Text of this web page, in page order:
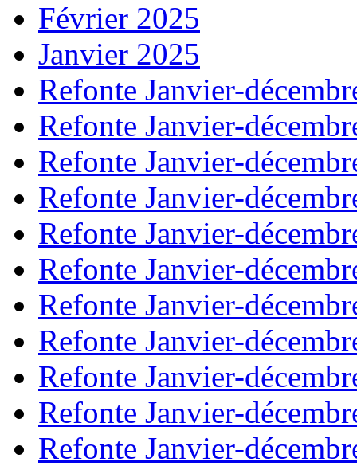
Février 2025
Janvier 2025
Refonte Janvier-
Refonte Janvier-
Refonte Janvier-
Refonte Janvier-
Refonte Janvier-
Refonte Janvier-
Refonte Janvier-
Refonte Janvier-
Refonte Janvier-
Refonte Janvier-
Refonte Janvier-